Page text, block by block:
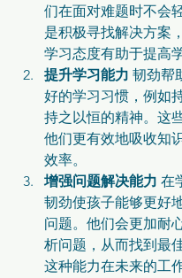
们在面对难题时不会
是积极寻找解决方案
学习态度有助于提高
提升学习能力 韧劲帮
好的学习习惯，例如
持之以恒的精神。这
他们更有效地吸收知
效率。
增强问题解决能力 在
韧劲使孩子能够更好
问题。他们会更加耐
析问题，从而找到最
这种能力在未来的工